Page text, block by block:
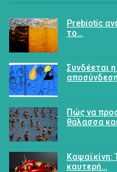
Prebiotic
το…
Συνδέεται
Πώς να
θάλασσα
Καψαϊκίνη:
καυτερή…